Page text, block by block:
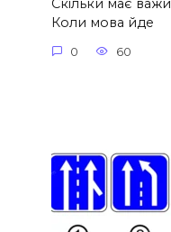
Скільки має
Коли мова йде
0 60